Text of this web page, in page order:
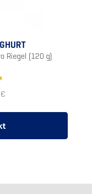
Riegel (120 g)